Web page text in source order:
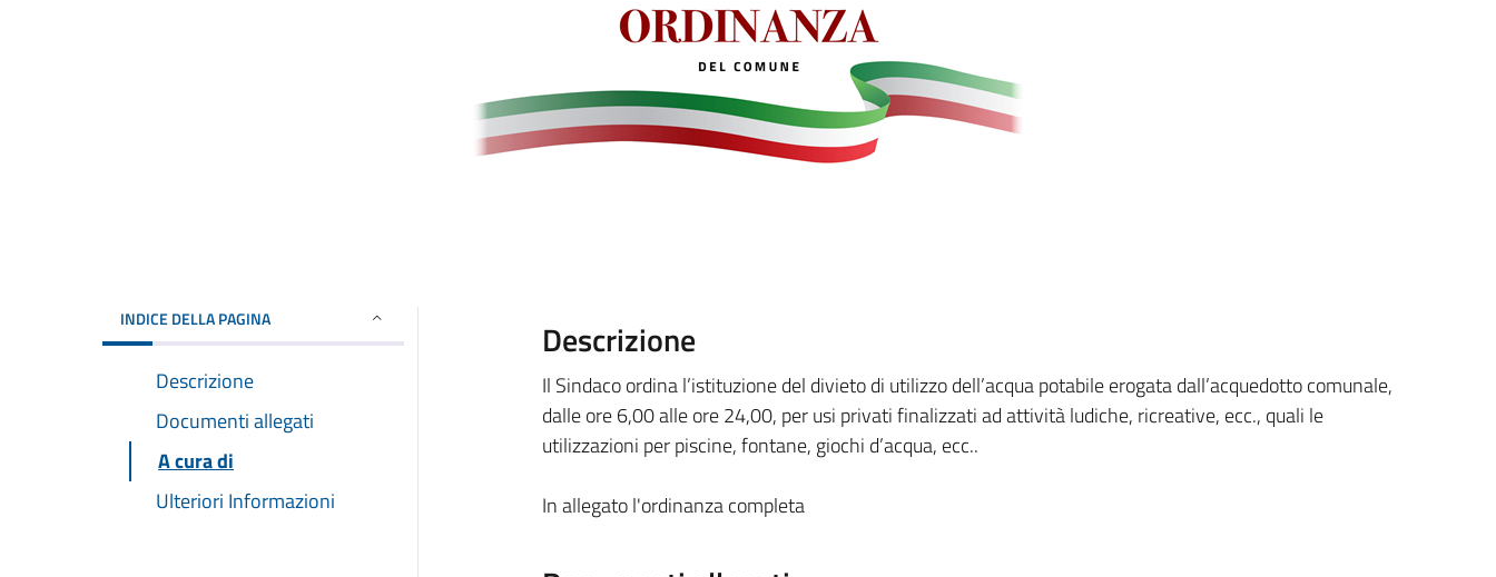
INDICE DELLA PAGINA
Descrizione
Documenti allegati
A cura di
Ulteriori Informazioni
Descrizione
Il Sindaco ordina l’istituzione del divieto di utilizzo dell’acqua potabile erogata dall’acquedotto comunale,
dalle ore 6,00 alle ore 24,00, per usi privati finalizzati ad attività ludiche, ricreative, ecc., quali le
utilizzazioni per piscine, fontane, giochi d’acqua, ecc..
In allegato l'ordinanza completa